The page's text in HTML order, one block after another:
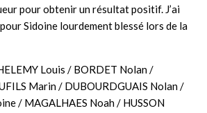
pour obtenir un résultat positif. J’ai
Sidoine lourdement blessé lors de la
Louis / BORDET Nolan /
Marin / DUBOURDGUAIS Nolan /
/ MAGALHAES Noah / HUSSON